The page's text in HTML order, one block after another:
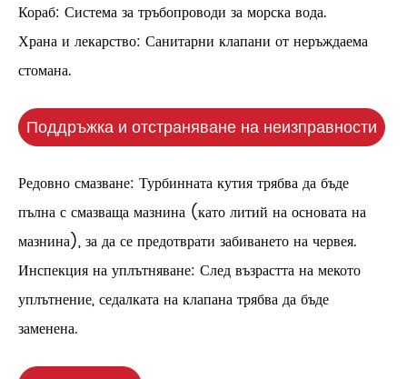
Кораб: Система за тръбопроводи за морска вода.
Храна и лекарство: Санитарни клапани от неръждаема
стомана.
Поддръжка и отстраняване на неизправности
Редовно смазване: Турбинната кутия трябва да бъде
пълна с смазваща мазнина (като литий на основата на
мазнина), за да се предотврати забиването на червея.
Инспекция на уплътняване: След възрастта на мекото
уплътнение, седалката на клапана трябва да бъде
заменена.